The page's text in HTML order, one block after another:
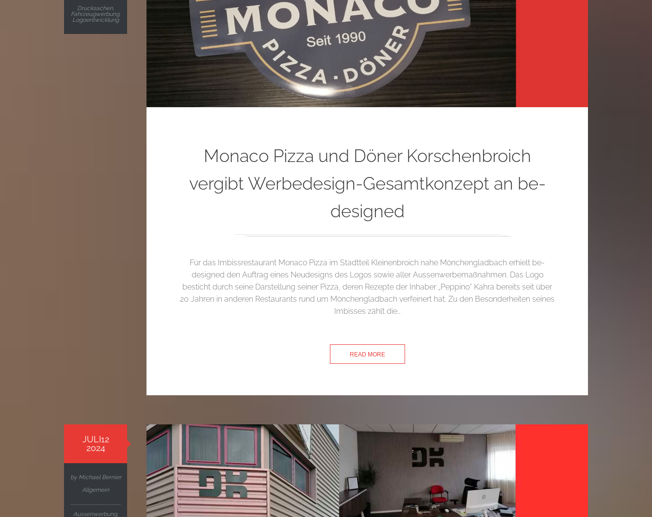
Drucksachen,
Fahrzeugwerbung,
Logoentwicklung
Monaco Pizza und Döner Korschenbroich
vergibt Werbedesign-Gesamtkonzept an be-
designed
Für das Imbissrestaurant Monaco Pizza im Stadtteil Kleinenbroich nahe Mönchengladbach erhielt be-
designed den Auftrag eines Neudesigns des Logos sowie aller Aussenwerbemaßnahmen. Das Logo
besticht durch seine Darstellung seiner Pizza, deren Rezepte der Inhaber „Peppino“ Kahra bereits seit über
20 Jahren in anderen Restaurants rund um Mönchengladbach verfeinert hat. Zu den Besonderheiten seines
Imbisses zählt die…
READ MORE
JULI12
2024
by Michael Bernier
Allgemein
Aussenwerbung,